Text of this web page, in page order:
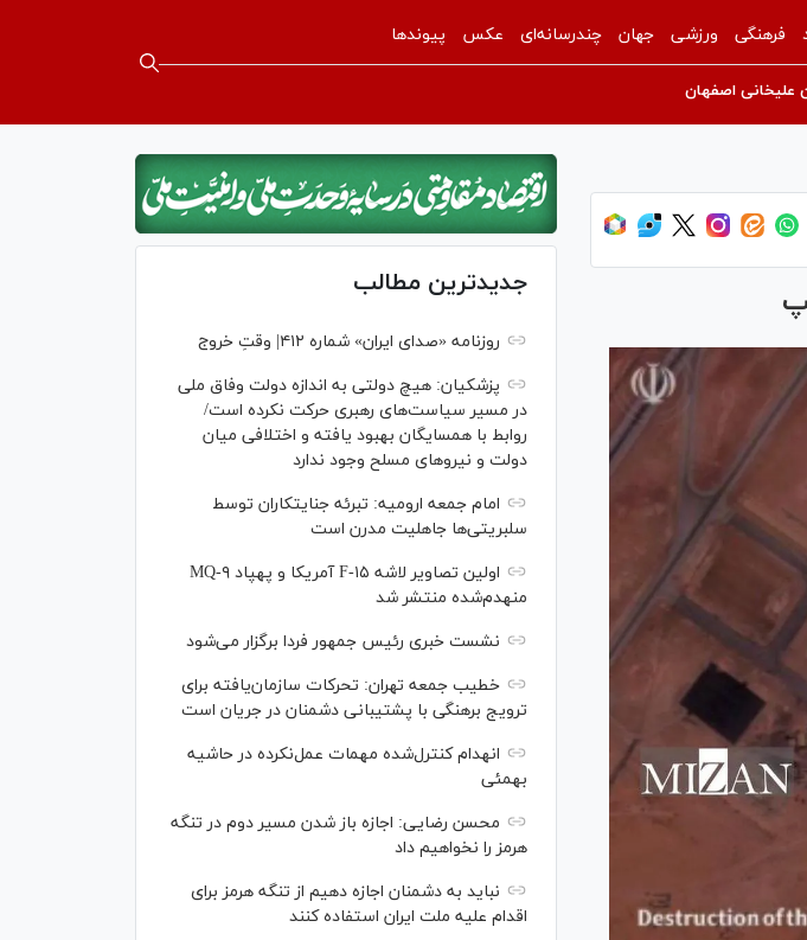
فرهنگی ورزشی جهان چندرسانه‌ای عکس پیوندها
علیخانی اصفهان
جدیدترین مطالب
روزنامه «صدای ایران» شماره ۴۱۲| وقتِ خروج
پزشکیان: هیچ دولتی به اندازه دولت وفاق ملی
در مسیر سیاست‌های رهبری حرکت نکرده است/
روابط با همسایگان بهبود یافته و اختلافی میان
دولت و نیروهای مسلح وجود ندارد
امام جمعه ارومیه: تبرئه جنایتکاران توسط
سلبریتی‌ها جاهلیت مدرن است
اولین تصاویر لاشه F-۱۵ آمریکا و پهپاد MQ-۹
منهدم‌شده منتشر شد
نشست خبری رئیس‌ جمهور فردا برگزار می‌شود
خطیب جمعه تهران: تحرکات سازمان‌یافته برای
ترویج برهنگی با پشتیبانی دشمنان در جریان است
انهدام کنترل‌شده مهمات عمل‌نکرده در حاشیه
بهمئی
محسن رضایی: اجازه باز شدن مسیر دوم در تنگه
هرمز را نخواهیم داد
نباید به دشمنان اجازه دهیم از تنگه هرمز برای
اقدام علیه ملت ایران استفاده کنند